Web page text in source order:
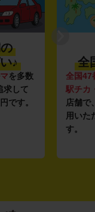
♪
を多数
求して
です。
全
全国47
駅チカ
店舗で
用いた
す。